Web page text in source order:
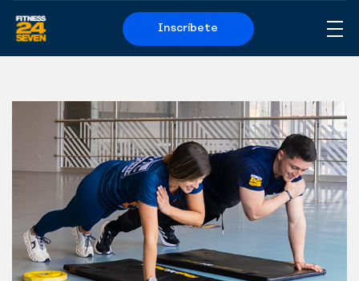
Logo
Inscríbete